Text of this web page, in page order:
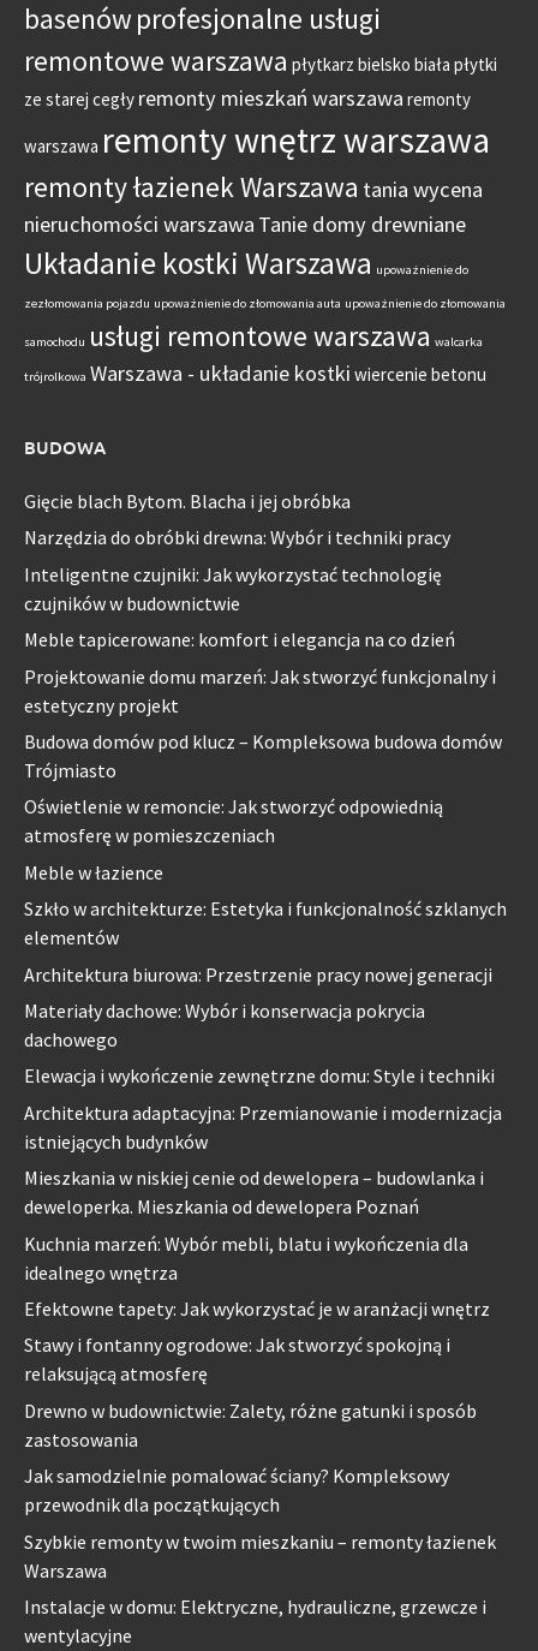
basenów profesjonalne usługi
remontowe warszawa płytkarz bielsko biała płytki
ze starej cegły remonty mieszkań warszawa remonty
warszawa remonty wnętrz warszawa
remonty łazienek Warszawa tania wycena
nieruchomości warszawa Tanie domy drewniane
Układanie kostki Warszawa upoważnienie do
zezłomowania pojazdu upoważnienie do złomowania auta upoważnienie do złomowania
samochodu usługi remontowe warszawa walcarka
trójrolkowa Warszawa - układanie kostki wiercenie betonu
BUDOWA
Gięcie blach Bytom. Blacha i jej obróbka
Narzędzia do obróbki drewna: Wybór i techniki pracy
Inteligentne czujniki: Jak wykorzystać technologię
czujników w budownictwie
Meble tapicerowane: komfort i elegancja na co dzień
Projektowanie domu marzeń: Jak stworzyć funkcjonalny i
estetyczny projekt
Budowa domów pod klucz – Kompleksowa budowa domów
Trójmiasto
Oświetlenie w remoncie: Jak stworzyć odpowiednią
atmosferę w pomieszczeniach
Meble w łazience
Szkło w architekturze: Estetyka i funkcjonalność szklanych
elementów
Architektura biurowa: Przestrzenie pracy nowej generacji
Materiały dachowe: Wybór i konserwacja pokrycia
dachowego
Elewacja i wykończenie zewnętrzne domu: Style i techniki
Architektura adaptacyjna: Przemianowanie i modernizacja
istniejących budynków
Mieszkania w niskiej cenie od dewelopera – budowlanka i
deweloperka. Mieszkania od dewelopera Poznań
Kuchnia marzeń: Wybór mebli, blatu i wykończenia dla
idealnego wnętrza
Efektowne tapety: Jak wykorzystać je w aranżacji wnętrz
Stawy i fontanny ogrodowe: Jak stworzyć spokojną i
relaksującą atmosferę
Drewno w budownictwie: Zalety, różne gatunki i sposób
zastosowania
Jak samodzielnie pomalować ściany? Kompleksowy
przewodnik dla początkujących
Szybkie remonty w twoim mieszkaniu – remonty łazienek
Warszawa
Instalacje w domu: Elektryczne, hydrauliczne, grzewcze i
wentylacyjne